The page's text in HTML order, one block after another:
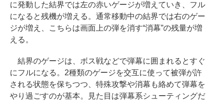
に発動した結界では左の赤いゲージが増えていき、フル
になると残機が増える。通常移動中の結界では右のゲー
ジが増え、こちらは画面上の弾を消す“消幕”の残量が増
える。
結界のゲージは、ボス戦などで弾幕に囲まれるとすぐ
にフルになる。2種類のゲージを交互に使って被弾が許
される状態を保ちつつ、特殊攻撃や消幕も絡めて弾幕を
やり過ごすのが基本。見た目は弾幕系シューティングだ